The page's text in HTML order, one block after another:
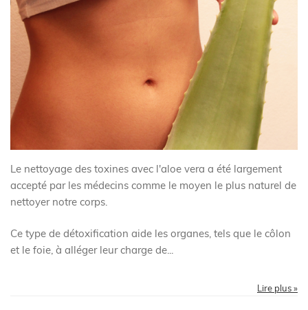
Le nettoyage des toxines avec l'aloe vera a été largement
accepté par les médecins comme le moyen le plus naturel de
nettoyer notre corps.
Ce type de détoxification aide les organes, tels que le côlon
et le foie, à alléger leur charge de...
Lire plus »